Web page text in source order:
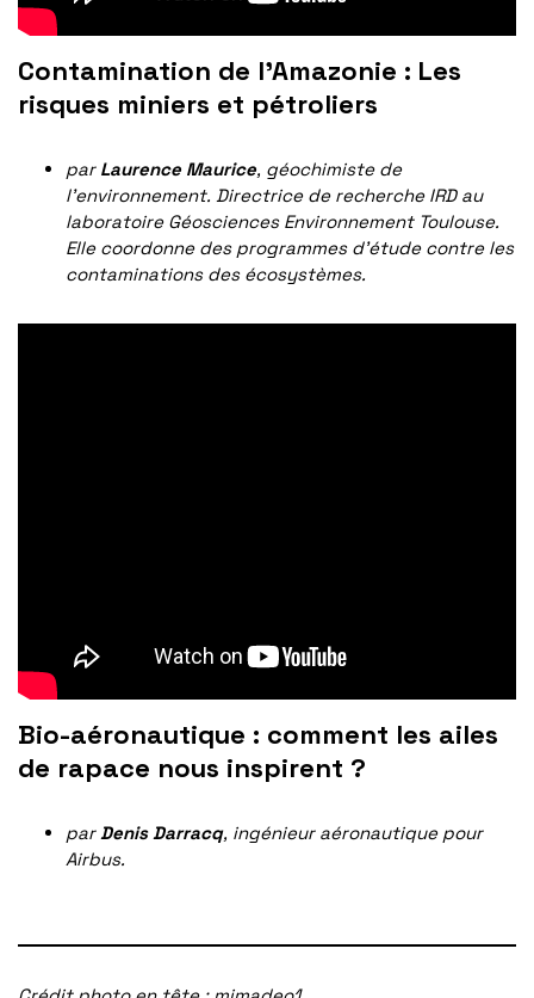
Contamination de l’Amazonie : Les
risques miniers et pétroliers
par Laurence Maurice, géochimiste de
l’environnement. Directrice de recherche IRD au
laboratoire Géosciences Environnement Toulouse.
Elle coordonne des programmes d’étude contre les
contaminations des écosystèmes.
Bio-aéronautique : comment les ailes
de rapace nous inspirent ?
par Denis Darracq, ingénieur aéronautique pour
Airbus.